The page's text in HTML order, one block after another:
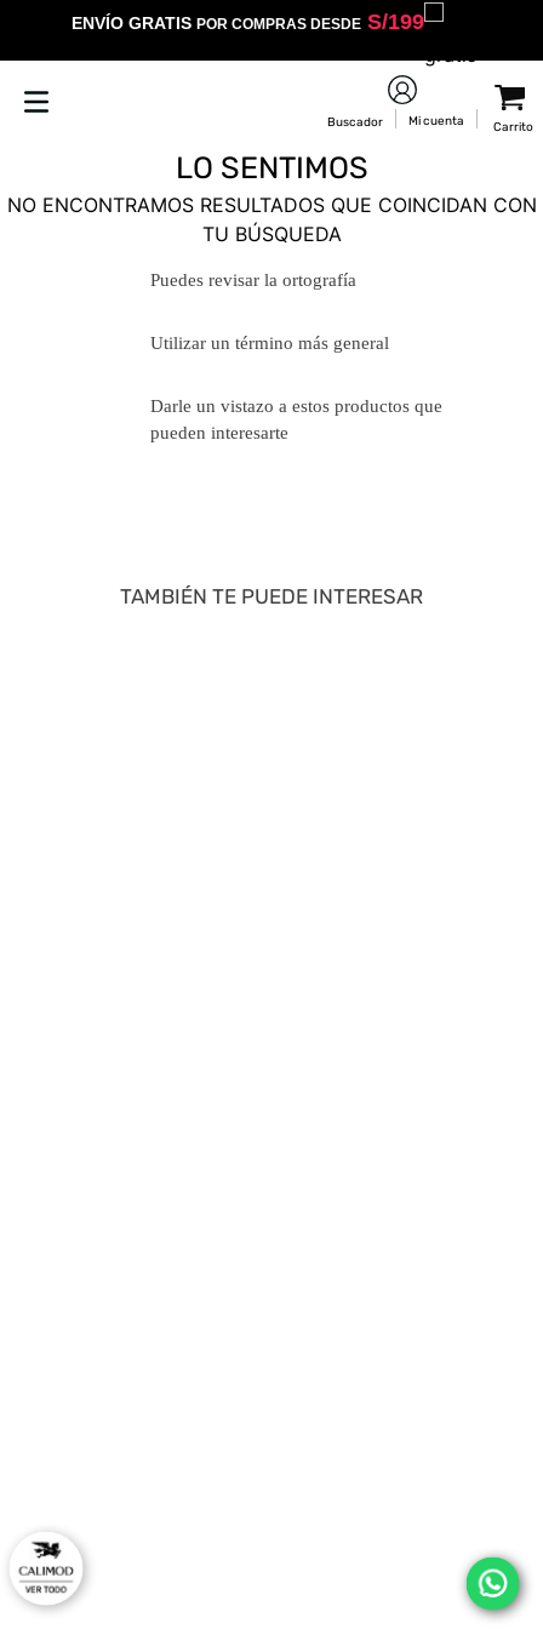
ENVÍO GRATIS POR COMPRAS DESDES/199
LO SENTIMOS
NO ENCONTRAMOS RESULTADOS QUE COINCIDAN CON
TU BÚSQUEDA
Puedes revisar la ortografía
Utilizar un término más general
Darle un vistazo a estos productos
que pueden interesarte
TAMBIÉN TE PUEDE INTERESAR